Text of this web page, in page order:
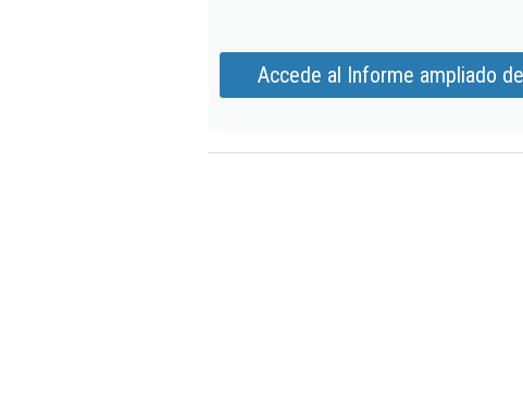
Accede al Informe ampliado